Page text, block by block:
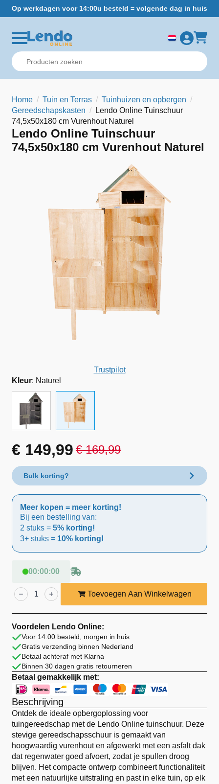
Op werkdagen voor 14:00u besteld = volgende dag in huis
Home Tuin en Terras
Tuinhuizen en opbergen
Gereedschapskasten
Lendo Online Tuinschuur
74,5x50x180 cm Vurenhout Naturel
Lendo Online Tuinschuur
74,5x50x180 cm Vurenhout Naturel
Trustpilot
Kleur: Naturel
€169,99
Oorspronkelijke
prijs
was:
€ 169,99.
€ 149,99
Huidige
prijs
is:
€ 149,99.
Bulk korting?
Meer kopen = meer korting!
Bij een bestelling van:
2 stuks = 5% korting!
3+ stuks = 10% korting!
00:00:00
Lendo
Online
Tuinschuur
Vurenhout
Naturel
aantal
Toevoegen Aan Winkelwagen
Voordelen Lendo Online:
Voor 14:00 besteld, morgen in huis
Gratis verzending binnen Nederland
Betaal achteraf met Klarna
Binnen 30 dagen gratis retourneren
Betaal gemakkelijk met:
Beschrijving
Ontdek de ideale opbergoplossing voor
tuingereedschap met de Lendo Online tuinschuur. Deze
stevige gereedschapsschuur is gemaakt van
hoogwaardig vurenhout en afgewerkt met een asfalt dak
dat regenwater goed afvoert, zodat je spullen droog
blijven. Het compacte ontwerp combineert functionaliteit
met een natuurlijke uitstraling en past in elke tuin, op elk